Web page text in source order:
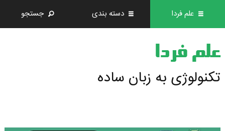
علم فردا دسته بندی جستجو
علم فردا
تکنولوژی به زبان ساده